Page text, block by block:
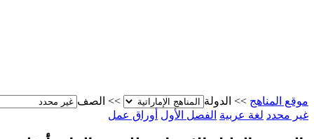
موقع المناهج >> الدولة >> الصف
غير محدد لغة عربية الفصل الأول أوراق عمل